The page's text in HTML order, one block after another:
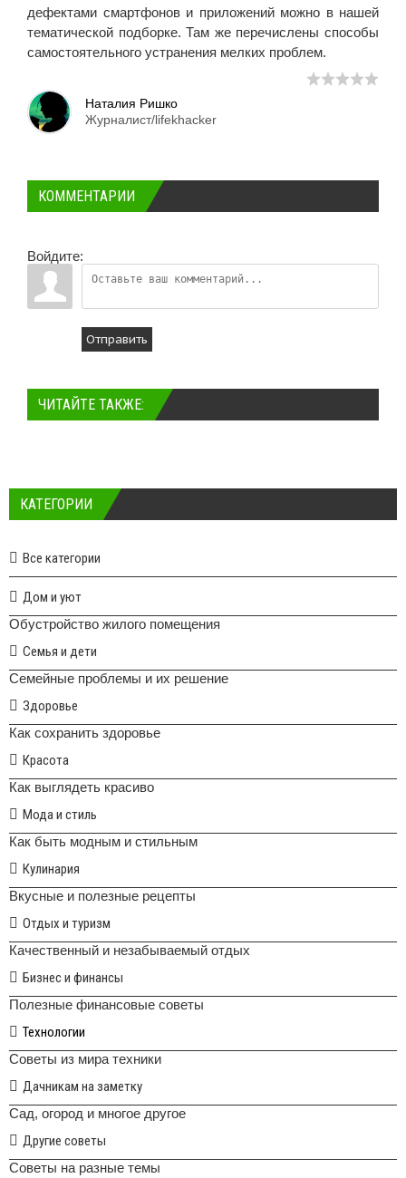
дефектами смартфонов и приложений можно в нашей
тематической подборке. Там же перечислены способы
самостоятельного устранения мелких проблем.
Наталия Ришко
Журналист/lifekhacker
КОММЕНТАРИИ
Войдите:
Отправить
ЧИТАЙТЕ ТАКЖЕ:
КАТЕГОРИИ
Все категории
Дом и уют
Обустройство жилого помещения
Семья и дети
Семейные проблемы и их решение
Здоровье
Как сохранить здоровье
Красота
Как выглядеть красиво
Мода и стиль
Как быть модным и стильным
Кулинария
Вкусные и полезные рецепты
Отдых и туризм
Качественный и незабываемый отдых
Бизнес и финансы
Полезные финансовые советы
Технологии
Советы из мира техники
Дачникам на заметку
Сад, огород и многое другое
Другие советы
Советы на разные темы